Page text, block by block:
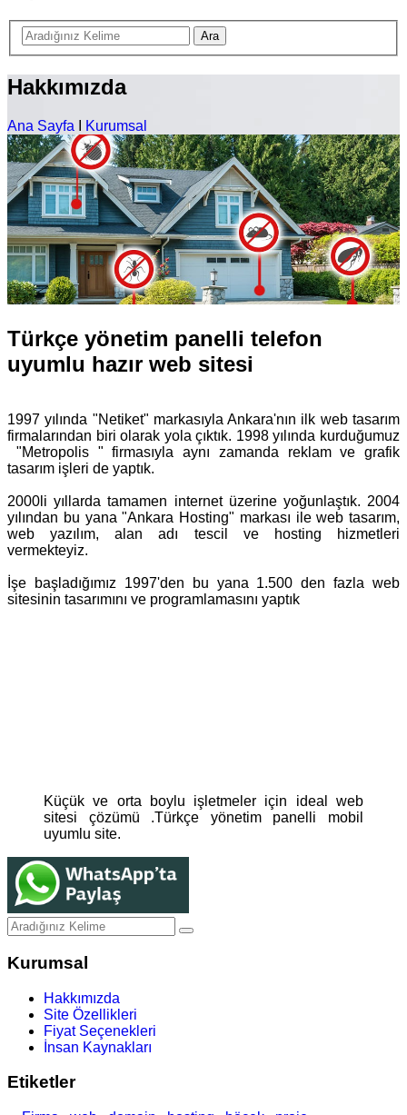
Hakkımızda
Ana Sayfa Kurumsal
Türkçe yönetim panelli telefon
uyumlu hazır web sitesi
1997 yılında "Netiket" markasıyla Ankara'nın ilk web tasarım
firmalarından biri olarak yola çıktık. 1998 yılında kurduğumuz
"Metropolis " firmasıyla aynı zamanda reklam ve grafik
tasarım işleri de yaptık.
2000li yıllarda tamamen internet üzerine yoğunlaştık. 2004
yılından bu yana "Ankara Hosting" markası ile web tasarım,
web yazılım, alan adı tescil ve hosting hizmetleri
vermekteyiz.
İşe başladığımız 1997'den bu yana 1.500 den fazla web
sitesinin tasarımını ve programlamasını yaptık
Küçük ve orta boylu işletmeler için ideal web
sitesi çözümü .Türkçe yönetim panelli mobil
uyumlu site.
Kurumsal
Hakkımızda
Site Özellikleri
Fiyat Seçenekleri
İnsan Kaynakları
Etiketler